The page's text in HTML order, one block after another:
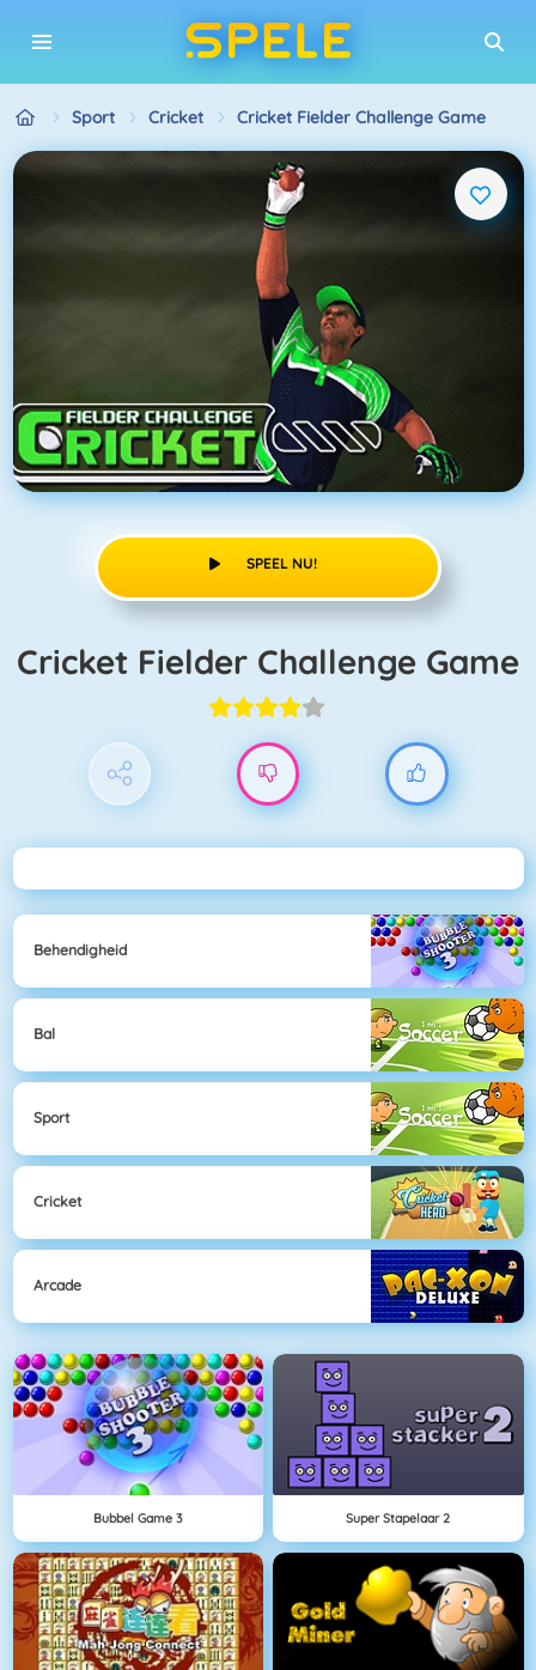
Sport Cricket Cricket Fielder Challenge Game
SPEEL NU!
Cricket Fielder Challenge Game
Behendigheid
Bal
Sport
Cricket
Arcade
Bubbel Game 3 Super Stapelaar 2